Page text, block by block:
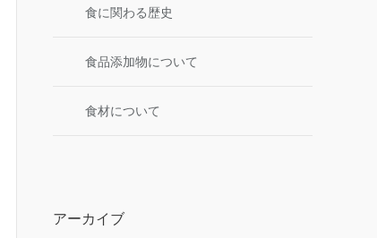
食に関わる歴史
食品添加物について
食材について
アーカイブ